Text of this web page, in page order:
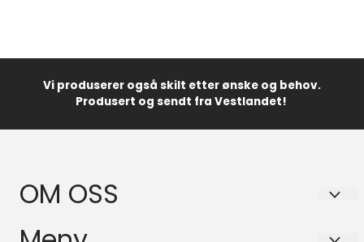
Vi produserer også skilt etter ønske og behov.
Produsert og sendt fra Vestlandet!
OM OSS
Lator Skilt AS